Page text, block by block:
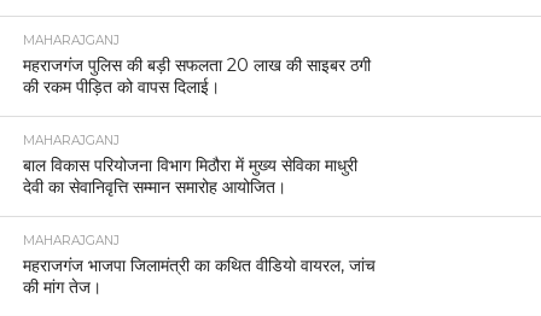
MAHARAJGANJ
महराजगंज पुलिस की बड़ी सफलता 20 लाख की साइबर ठगी
की रकम पीड़ित को वापस दिलाई।
MAHARAJGANJ
बाल विकास परियोजना विभाग मिठौरा में मुख्य सेविका माधुरी
देवी का सेवानिवृत्ति सम्मान समारोह आयोजित।
MAHARAJGANJ
महराजगंज भाजपा जिलामंत्री का कथित वीडियो वायरल, जांच
की मांग तेज।